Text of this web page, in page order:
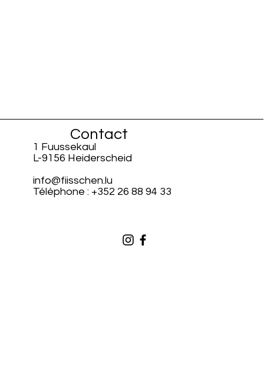
Contact
1 Fuussekaul
L-9156 Heiderscheid
info@fiisschen.lu
Téléphone : +352 26 88 94 33